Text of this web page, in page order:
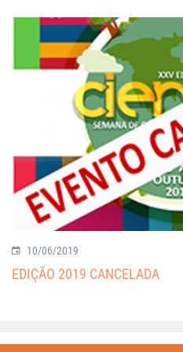
10/06/2019
EDIÇÃO 2019 CANCELADA